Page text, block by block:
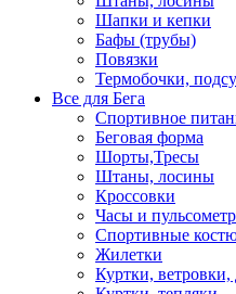
Шапки и кепки
Бафы (трубы)
Повязки
Термобочки,
Все для Бега
Спортивное
Беговая форма
Шорты,Тресы
Штаны, лосины
Кроссовки
Часы и
Спортивные
Жилетки
Куртки,